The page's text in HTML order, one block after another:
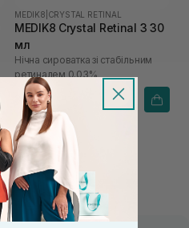
MEDIK8 CRYSTAL RETINAL
MEDIK8 Crystal Retinal 3 30
мл
Нічна сироватка зі стабільним
ретиналем 0.03%
3 250₴